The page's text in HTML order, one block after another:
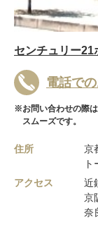
センチュリー21
電話で
※お問い合わせの際は
スムーズです。
住所
京
アクセス
近
京
奈